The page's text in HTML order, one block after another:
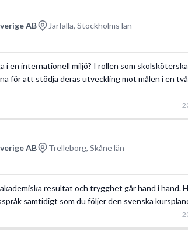
AB Järfälla, Stockholms län
i en internationell miljö? I rollen som
för att stödja deras utveckling mot målen i en
AB Trelleborg, Skåne län
resultat och trygghet går hand i hand.
samtidigt som du följer den svenska